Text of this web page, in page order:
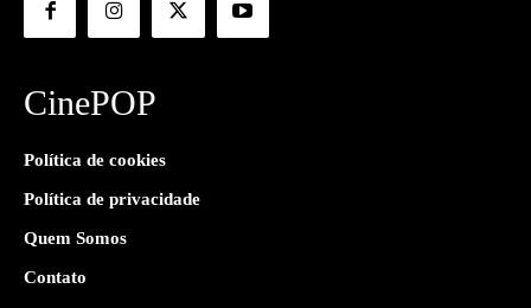
CinePOP
Política de cookies
Política de privacidade
Quem Somos
Contato